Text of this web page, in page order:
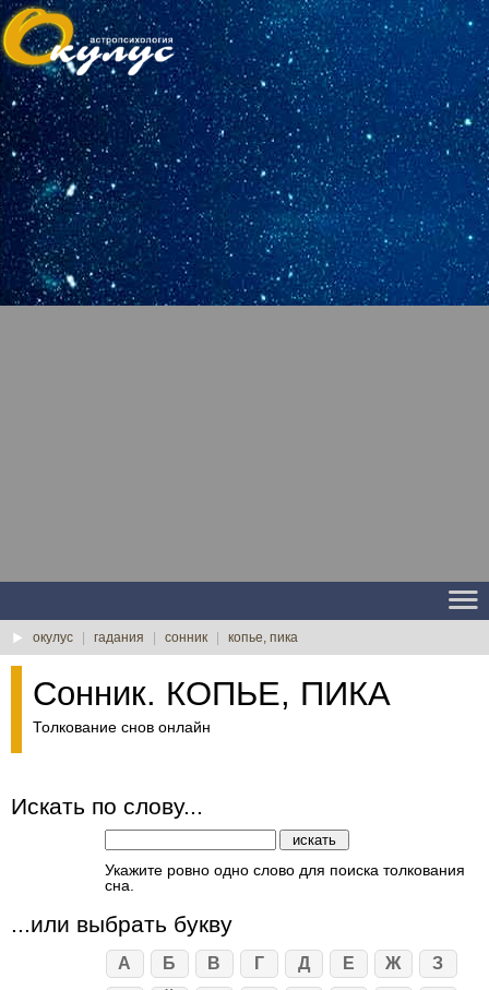
окулус гадания сонник копье, пика
Сонник. КОПЬЕ, ПИКА
Толкование снов онлайн
Искать по слову...
Укажите ровно одно слово для поиска толкования
сна.
...или выбрать букву
А Б В Г Д Е Ж
З